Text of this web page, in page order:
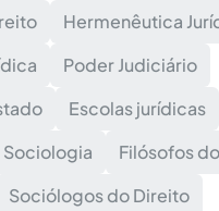
Hermenêutica
Poder Judiciário
Escolas jurídicas
Sociologia
Filósofos
Sociólogos do Direito